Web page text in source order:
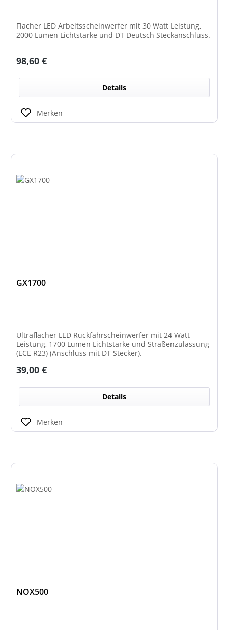
Flacher LED Arbeitsscheinwerfer mit 30 Watt Leistung,
2000 Lumen Lichtstärke und DT Deutsch Steckanschluss.
Regulärer Preis:
98,60 €
Details
Merken
GX1700
Ultraflacher LED Rückfahrscheinwerfer mit 24 Watt
Leistung, 1700 Lumen Lichtstärke und Straßenzulassung
(ECE R23) (Anschluss mit DT Stecker).
Regulärer Preis:
39,00 €
Details
Merken
NOX500